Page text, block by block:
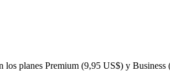
los planes Premium (9,95 US$) y Business